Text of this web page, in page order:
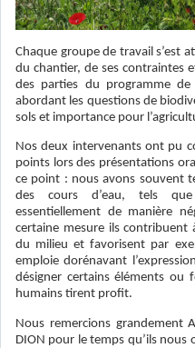
Chaque groupe de travail s’est
du chantier, de ses contraintes
des parties du programme
abordant les questions de
sols et importance pour
Nos deux intervenants ont pu
points lors des présentations
ce point : nous avons souvent
des cours d’eau, tels
essentiellement de manière
certaine mesure ils contribuent
du milieu et favorisent par
emploie dorénavant
désigner certains éléments ou
humains tirent profit.
Nous remercions grandement
DION pour le temps qu’ils